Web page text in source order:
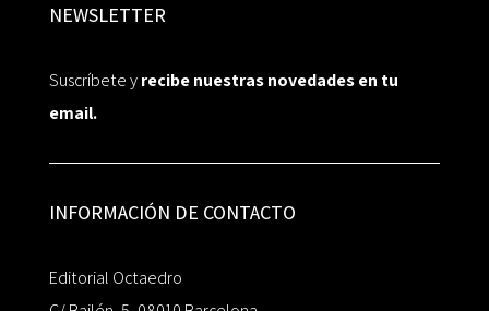
NEWSLETTER
Suscríbete yrecibe nuestras novedades en tu
email.
INFORMACIÓN DE CONTACTO
Editorial Octaedro